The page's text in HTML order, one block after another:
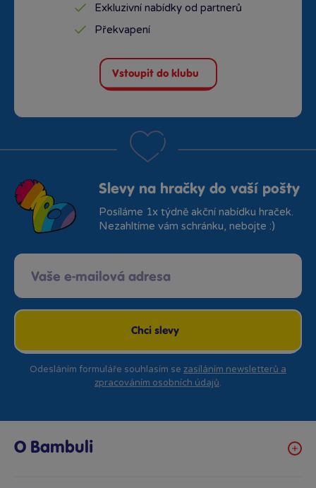
Exkluzivní nabídky od partnerů
Překvapení
Vstoupit do klubu
Slevy na hračky do vaší pošty
Posíláme 1x týdně akční nabídku hraček.
Nezahltíme vám schránku, nebojte :)
Chci slevy
Odesláním formuláře souhlasím se zasíláním newsletterů a
zpracováním osobních údajů.
O Bambuli